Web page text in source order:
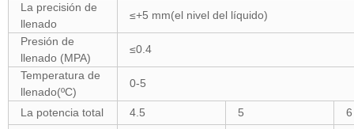
La precisión de
llenado
≤+5 mm(el nivel del líquido)
Presión de
llenado (MPA)
≤0.4
Temperatura de
llenado(ºC)
0-5
La potencia total 4.5 5
6